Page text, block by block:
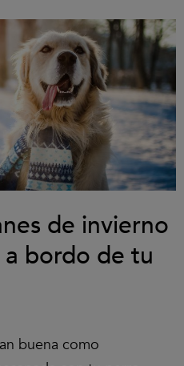
de invierno
bordo de tu
buena como